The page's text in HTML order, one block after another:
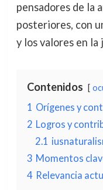
pensadores de la
posteriores, con
y los valores en la
Contenidos
1 Orígenes y
2 Logros y
2.1
3 Momentos
4 Relevancia